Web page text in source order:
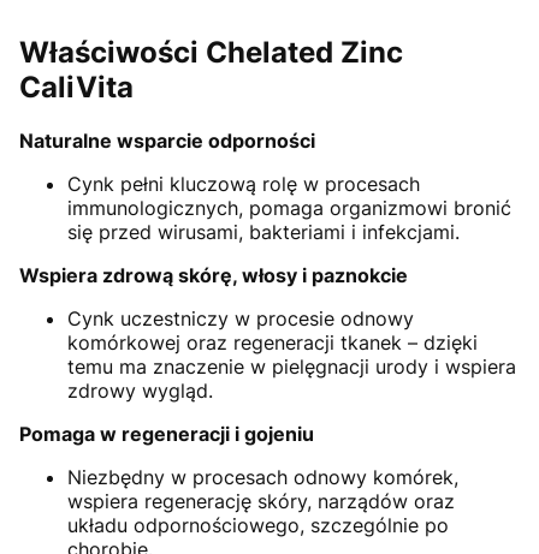
Właściwości Chelated Zinc
CaliVita
Naturalne wsparcie odporności
Cynk pełni kluczową rolę w procesach
immunologicznych, pomaga organizmowi bronić
się przed wirusami, bakteriami i infekcjami.
Wspiera zdrową skórę, włosy i paznokcie
Cynk uczestniczy w procesie odnowy
komórkowej oraz regeneracji tkanek – dzięki
temu ma znaczenie w pielęgnacji urody i wspiera
zdrowy wygląd.
Pomaga w regeneracji i gojeniu
Niezbędny w procesach odnowy komórek,
wspiera regenerację skóry, narządów oraz
układu odpornościowego, szczególnie po
chorobie.